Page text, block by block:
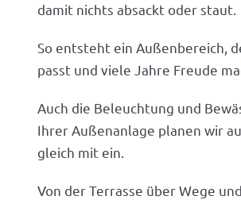
damit nichts absackt oder staut.
So entsteht ein Außenbereich,
passt und viele Jahre Freude
Auch die Beleuchtung und
Ihrer Außenanlage planen wir
gleich mit ein.
Von der Terrasse über Wege